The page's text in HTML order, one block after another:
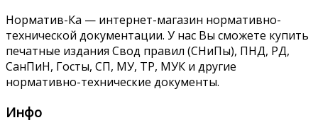
Норматив-Ка — интернет-магазин нормативно-
технической документации. У нас Вы сможете купить
печатные издания Свод правил (СНиПы), ПНД, РД,
СанПиН, Госты, СП, МУ, ТР, МУК и другие
нормативно-технические документы.
Инфо